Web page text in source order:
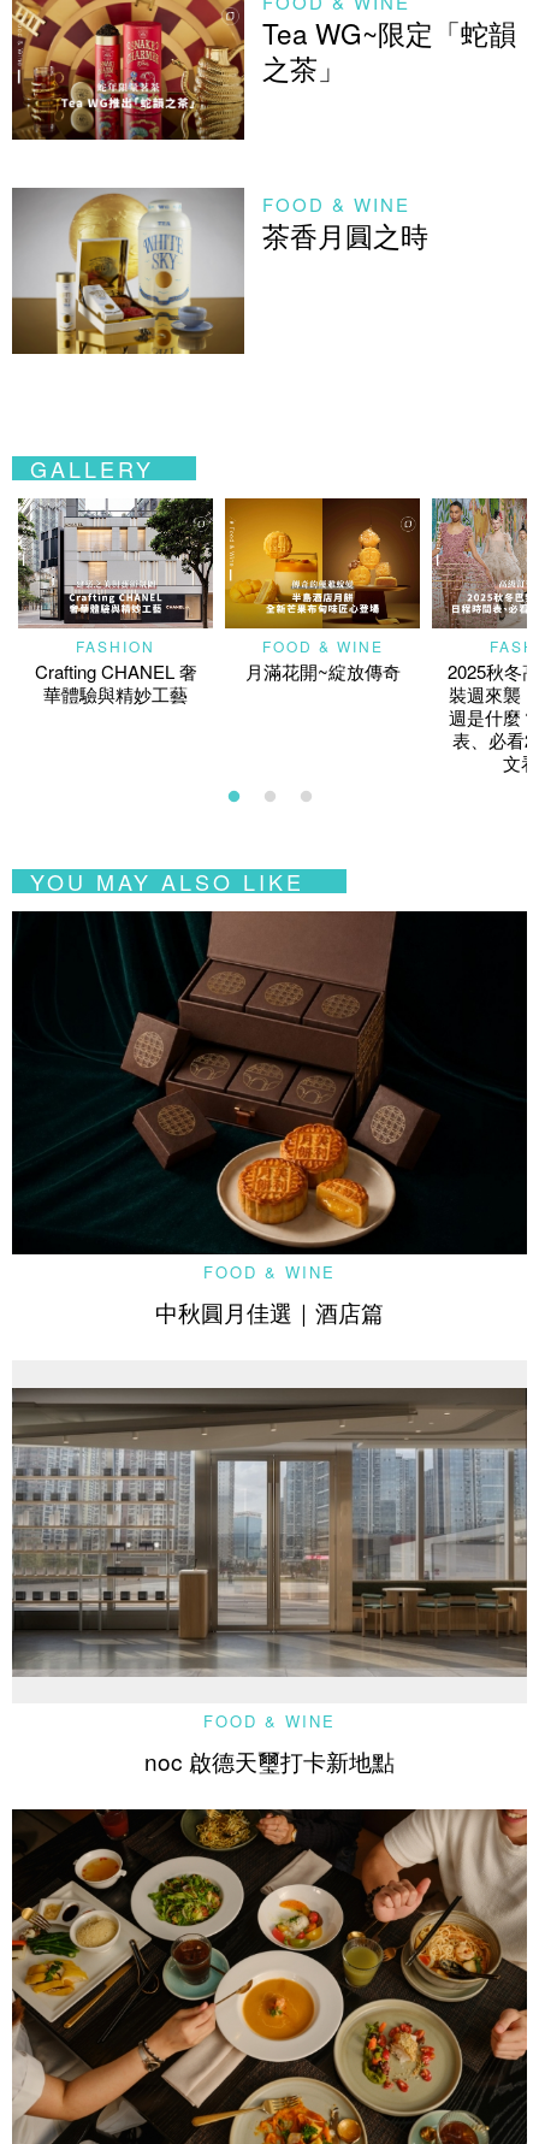
Tea WG~限定「蛇韻
之茶」
FOOD & WINE
茶香月圓之時
GALLERY
FASHION
Crafting CHANEL 奢
華體驗與精妙工藝
FOOD & WINE
月滿花開~綻放傳奇
2025秋冬
裝週來襲
週是什麼
表、必看
文
YOU MAY ALSO LIKE
FOOD & WINE
中秋圓月佳選｜酒店篇
FOOD & WINE
noc 啟德天璽打卡新地點